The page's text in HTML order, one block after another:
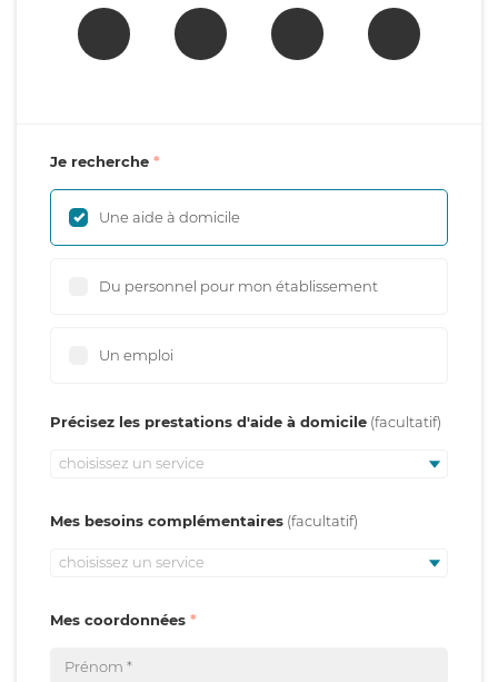
Je recherche
Une aide à domicile
Du personnel pour mon établissement
Un emploi
Précisez les prestations d'aide à domicile
choisissez un service
Mes besoins complémentaires
choisissez un service
Mes coordonnées